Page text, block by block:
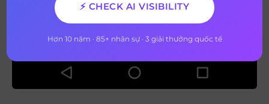
⚡ CHECK AI VISIBILITY
Hơn 10 năm · 85+ nhân sự · 3 giải thưởng quốc tế